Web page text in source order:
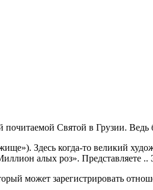
Святой в Грузии. Ведь
Здесь когда-то великий
алых роз». Представляете ..
может зарегистрировать